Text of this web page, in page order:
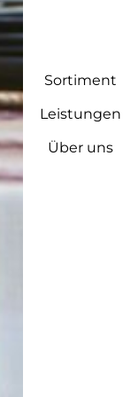
Sortiment
Leistungen
Über uns